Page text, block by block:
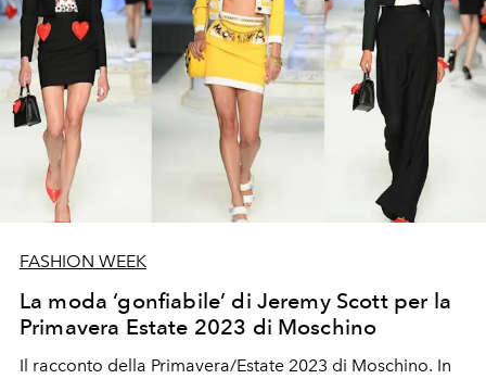
FASHION WEEK
La moda ‘gonfiabile’ di Jeremy Scott per la
Primavera Estate 2023 di Moschino
Il racconto della Primavera/Estate 2023 di Moschino. In